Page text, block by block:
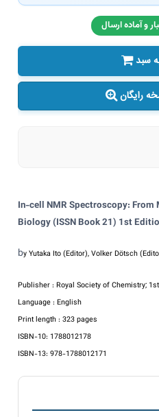
و آماده ارسال
سبد
رایگان
In-cell NMR Spectroscopy: From
Biology (ISSN Book 21) 1st
by Yutaka Ito (Editor), Volker Dötsch
Publisher : Royal Society of Chemistry;
Language : English
Print length : 323 pages
ISBN-10: 1788012178
ISBN-13: 978-1788012171